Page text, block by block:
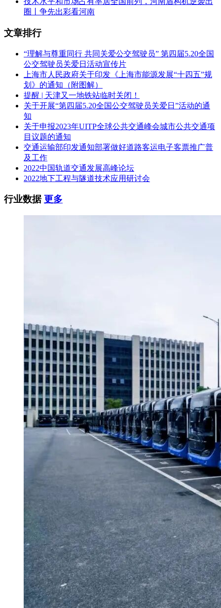
圈丨争先出彩看河南
文章排行
“理解与尊重同行 共同关爱公交驾驶员” 第四届5.20全国
公交驾驶员关爱日活动宣传片
上海市人民政府关于印发《上海市能源发展“十四五”规
划》的通知（附图解）
提醒 | 天津又一地铁站临时关闭！
关于开展“第四届5.20全国公交驾驶员关爱日”活动的通
知
关于申报2023年UITP全球公共交通峰会城市公共交通项
目议题的通知
交通运输部印发通知部署做好道路客运电子客票推广普
及工作
2022中国轨道交通发展高峰论坛
2022地下工程与隧道技术应用研讨会
行业数据更多